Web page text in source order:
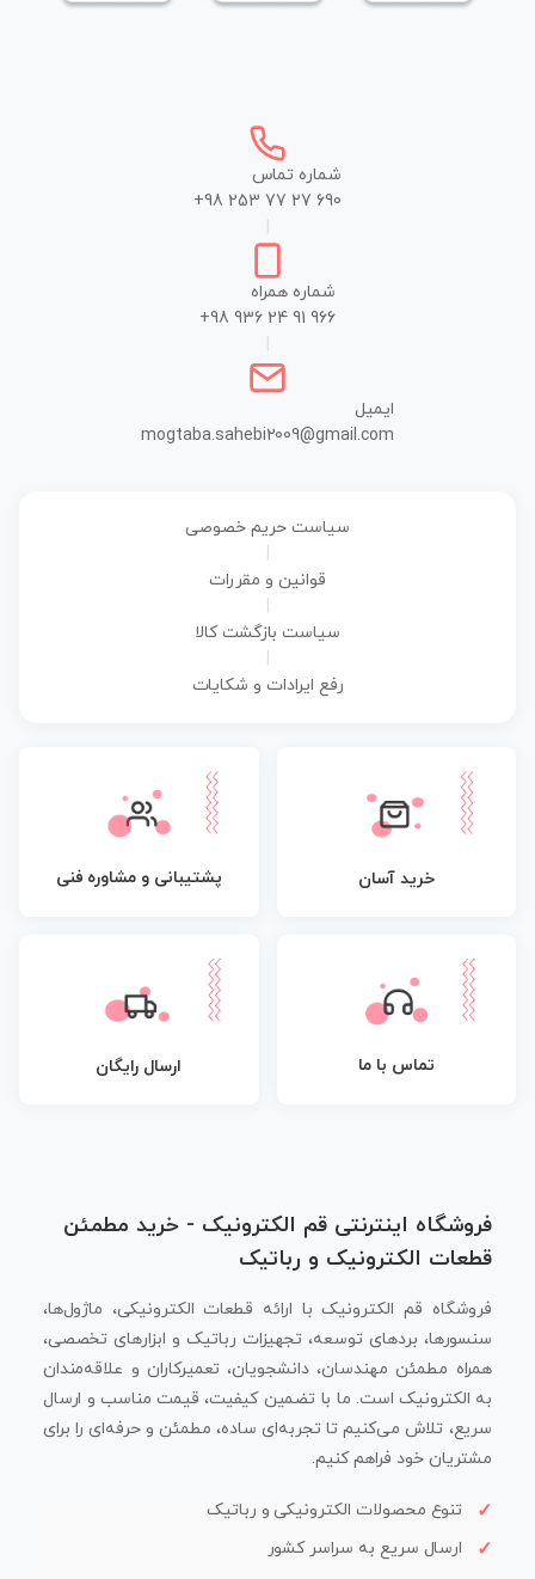
شماره تماس
+98 253 77 27 690
شماره همراه
+98 936 24 91 966
ایمیل
mogtaba.sahebi2009@gmail.com
سیاست حریم خصوصی
قوانین و مقررات
سیاست بازگشت کالا
رفع ایرادات و شکایات
خرید آسان پشتیبانی و مشاوره فنی
تماس با ما ارسال رایگان
فروشگاه اینترنتی قم الکترونیک - خرید مطمئن
قطعات الکترونیک و رباتیک
فروشگاه قم الکترونیک با ارائه قطعات الکترونیکی، ماژول‌ها،
سنسورها، بردهای توسعه، تجهیزات رباتیک و ابزارهای تخصصی،
همراه مطمئن مهندسان، دانشجویان، تعمیرکاران و علاقه‌مندان
به الکترونیک است. ما با تضمین کیفیت، قیمت مناسب و ارسال
سریع، تلاش می‌کنیم تا تجربه‌ای ساده، مطمئن و حرفه‌ای را برای
مشتریان خود فراهم کنیم.
تنوع محصولات الکترونیکی و رباتیک
ارسال سریع به سراسر کشور